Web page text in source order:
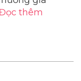
thêm